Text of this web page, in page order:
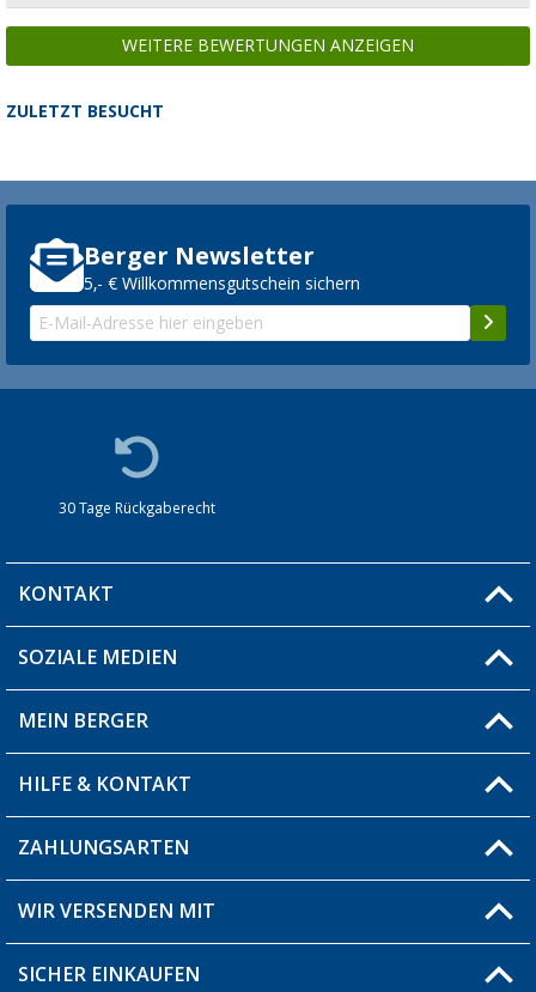
WEITERE BEWERTUNGEN ANZEIGEN
ZULETZT BESUCHT
Berger Newsletter
5,- € Willkommensgutschein sichern
30 Tage Rückgaberecht
KONTAKT
Du hast eine Frage?
Filiale finden
SOZIALE MEDIEN
MEIN BERGER
Blog
Produkttester
Über uns
HILFE & KONTAKT
Fragen & Antworten / FAQ
Versandinformationen
ZAHLUNGSARTEN
WIR VERSENDEN MIT
SICHER EINKAUFEN